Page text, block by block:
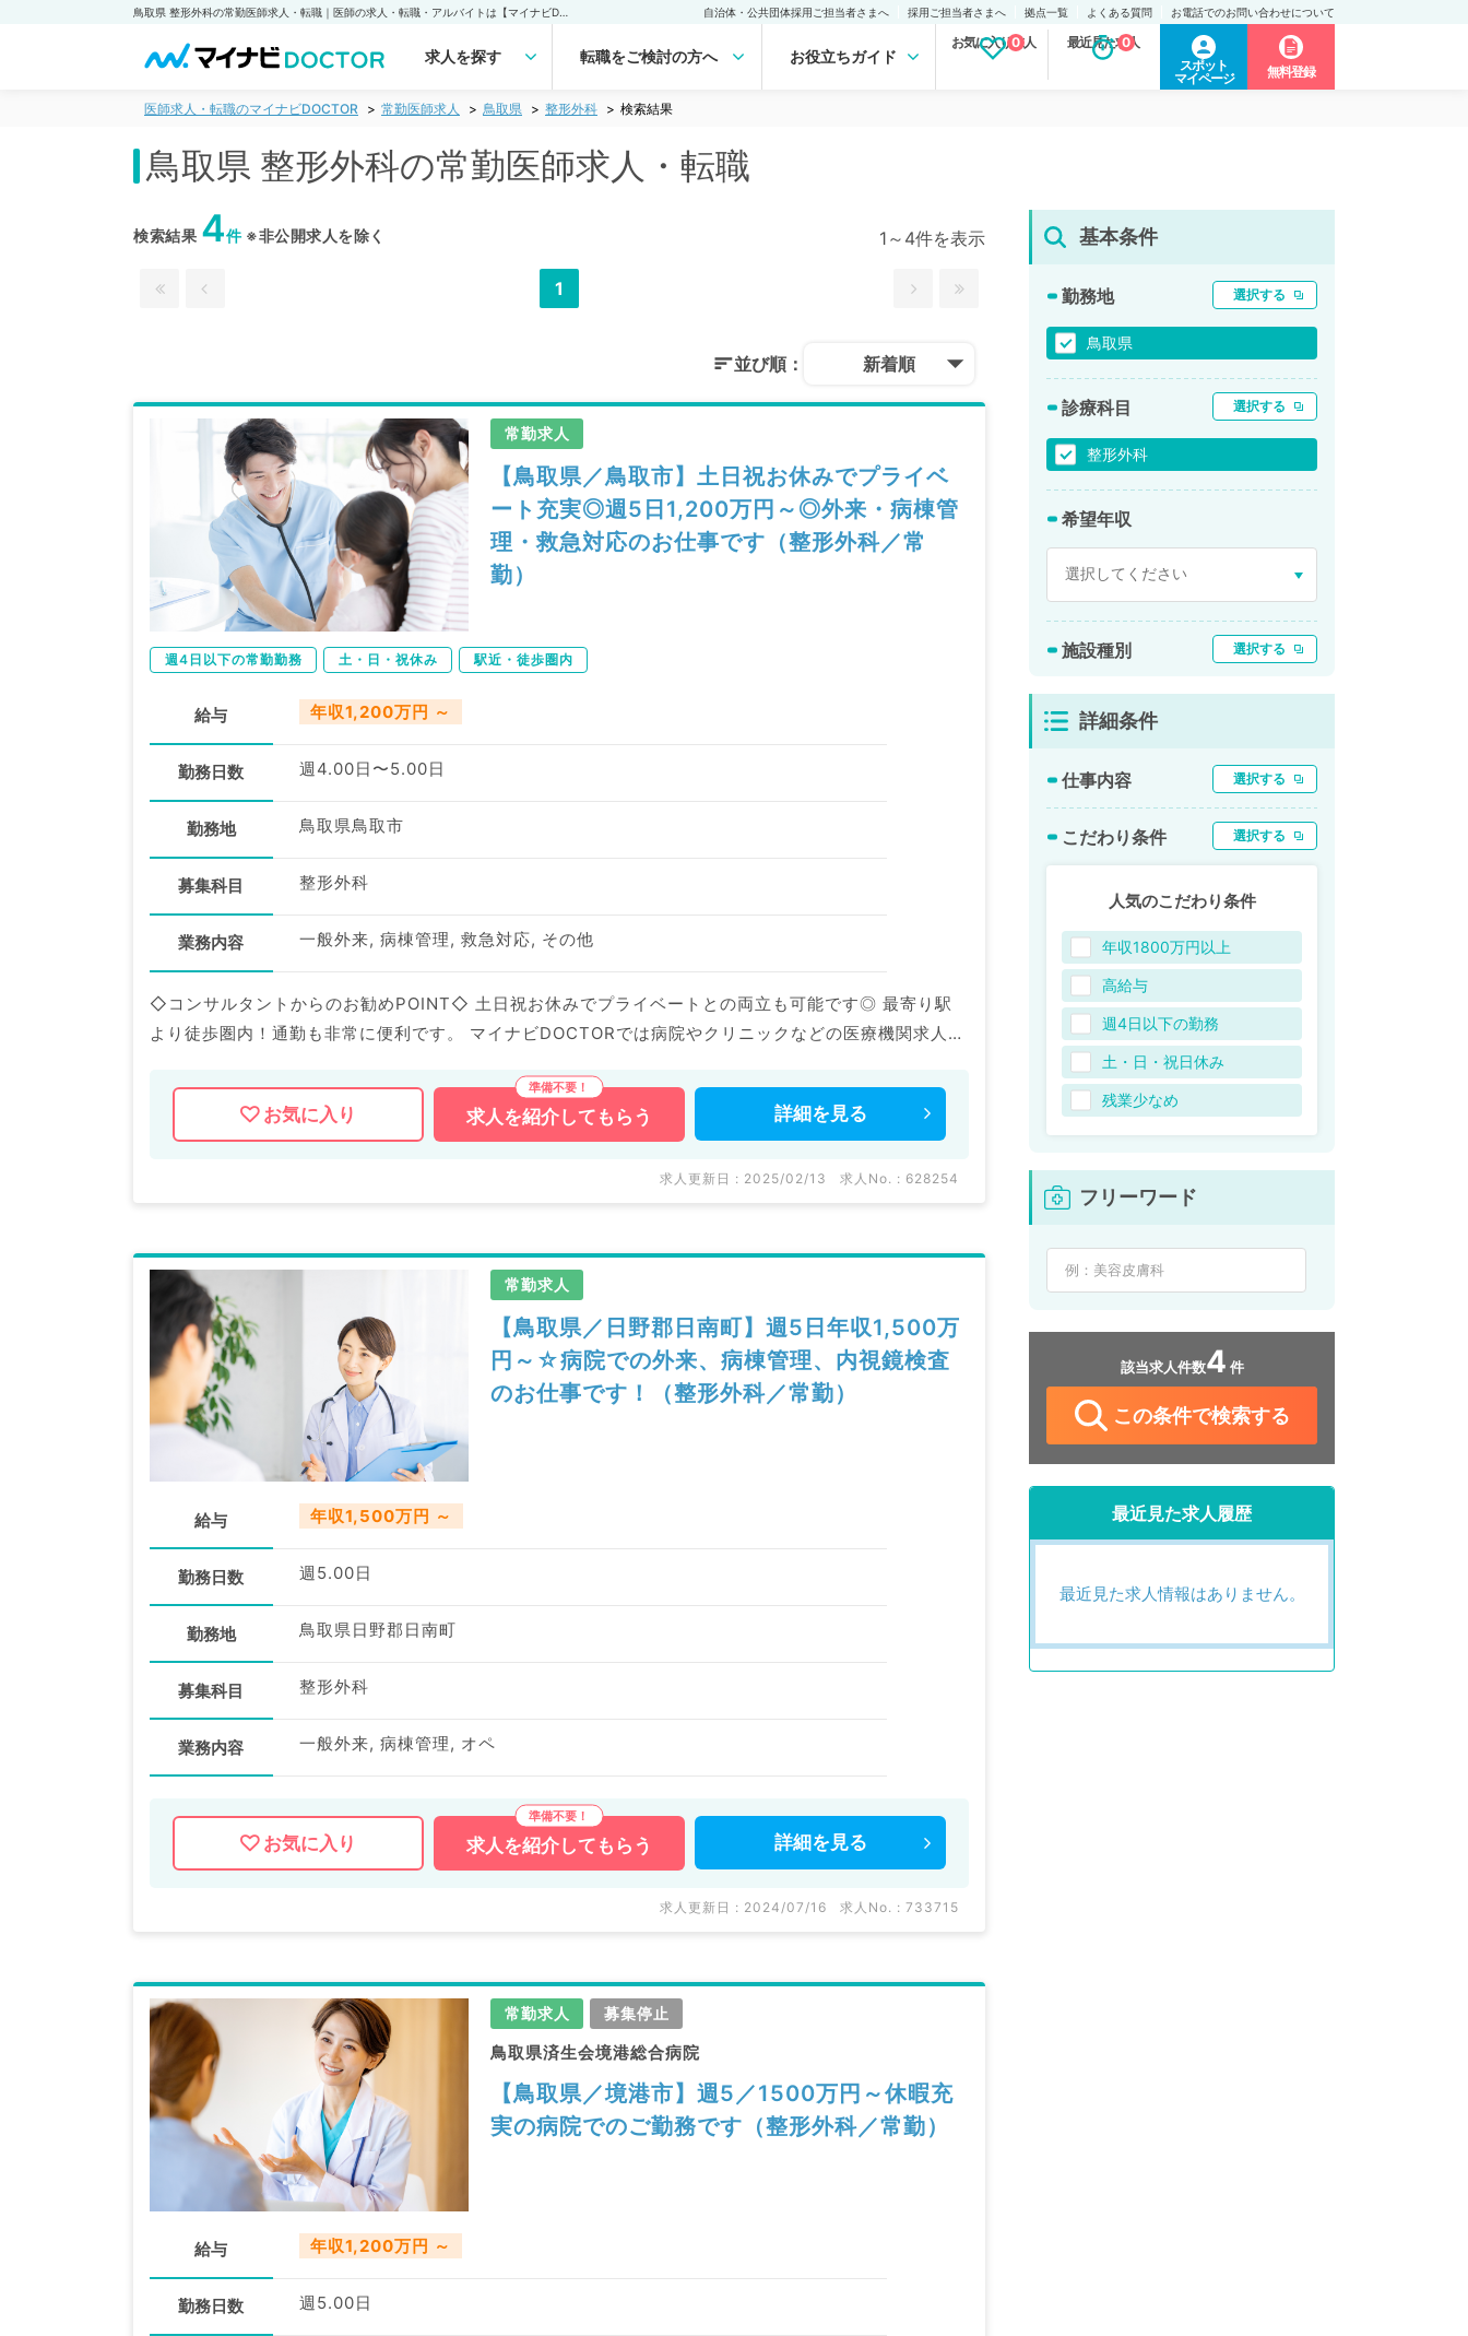
自治体・公共団体採用ご担当者さまへ 採用ご担当者さまへ 拠点一覧 よくある質問 お電話でのお問い合わせについて
求人を探す 転職をご検討の方へ お役立ちガイド
お気に入り求人
0 最近見た求人
0
スポット
マイページ
無料登録
医師求人・転職のマイナビDOCTOR 常勤医師求人 鳥取県 整形外科 検索結果
鳥取県 整形外科の常勤医師求人・転職
検索結果 4件※非公開求人を除く 1～4件を表示
1
並び順： 新着順
常勤求人
【鳥取県／鳥取市】土日祝お休みでプライベ
ート充実◎週5日1,200万円～◎外来・病棟管
理・救急対応のお仕事です（整形外科／常
勤）
週4日以下の常勤勤務 土・日・祝休み 駅近・徒歩圏内
給与 年収1,200万円 ～
勤務日数 週4.00日〜5.00日
勤務地 鳥取県鳥取市
募集科目 整形外科
業務内容 一般外来, 病棟管理, 救急対応, その他
◇コンサルタントからのお勧めPOINT◇ 土日祝お休みでプライベートとの両立も可能です◎ 最寄り駅
より徒歩圏内！通勤も非常に便利です。 マイナビDOCTORでは病院やクリニックなどの医療機関求人は
気軽にお問合せ下さい。
お気に入り 求人を紹介してもらう 詳細を 見る
求人更新日 : 2025/02/13 求人No. : 628254
常勤求人
【鳥取県／日野郡日南町】週5日年収1,500万
円～☆病院での外来、病棟管理、内視鏡検査
のお仕事です！（整形外科／常勤）
給与 年収1,500万円 ～
勤務日数 週5.00日
勤務地 鳥取県日野郡日南町
募集科目 整形外科
業務内容 一般外来, 病棟管理, オペ
お気に入り 求人を紹介してもらう 詳細を 見る
求人更新日 : 2024/07/16 求人No. : 733715
常勤求人 募集停止
鳥取県済生会境港総合病院
【鳥取県／境港市】週5／1500万円～休暇充
実の病院でのご勤務です（整形外科／常勤）
給与 年収1,200万円 ～
勤務日数 週5.00日
基本条件
勤務地 選択する
鳥取県
診療科目 選択する
整形外科
希望年収
施設種別 選択する
詳細条件
仕事内容 選択する
こだわり条件 選択する
人気のこだわり条件
年収1800万円以上
高給与
週4日以下の勤務
土・日・祝日休み
残業少なめ
フリーワード
該当求人件数4 件
この条件で検索する
最近見た求人履歴
最近見た求人情報はありません。